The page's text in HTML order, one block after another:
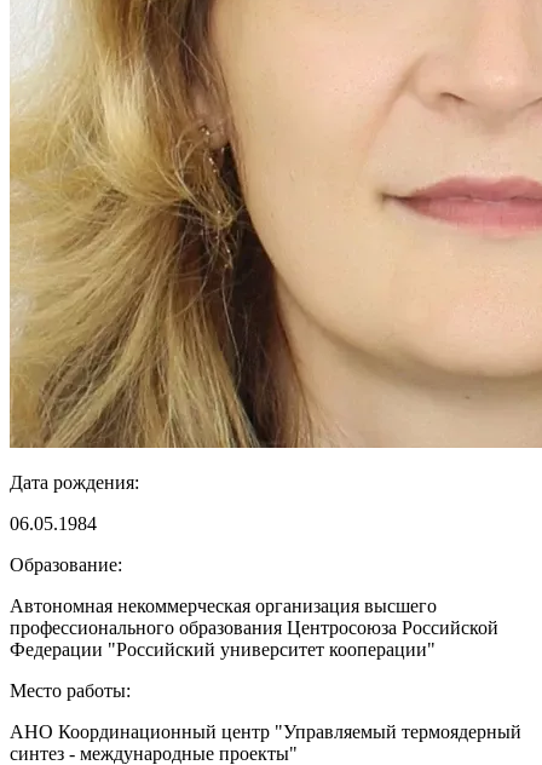
Дата рождения:
06.05.1984
Образование:
Автономная некоммерческая организация высшего
профессионального образования Центросоюза Российской
Федерации "Российский университет кооперации"
Место работы:
АНО Координационный центр "Управляемый термоядерный
синтез - международные проекты"